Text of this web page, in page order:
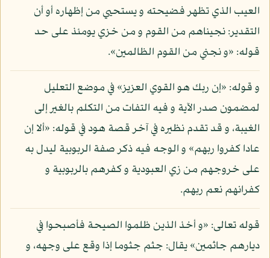
العيب الذي تظهر فضيحته و يستحيي من إظهاره أو أن
التقدير: نجيناهم من القوم و من خزي يومئذ على حد
قوله: «و نجني من القوم الظالمين».
و قوله: «إن ربك هو القوي العزيز» في موضع التعليل
لمضمون صدر الآية و فيه التفات من التكلم بالغير إلى
الغيبة، و قد تقدم نظيره في آخر قصة هود في قوله: «ألا إن
عادا كفروا ربهم» و الوجه فيه ذكر صفة الربوبية ليدل به
على خروجهم من زي العبودية و كفرهم بالربوبية و
كفرانهم نعم ربهم.
قوله تعالى: «و أخذ الذين ظلموا الصيحة فأصبحوا في
ديارهم جاثمين» يقال: جثم جثوما إذا وقع على وجهه، و